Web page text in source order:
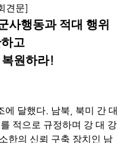
견문]
사행동과 적대 행위
고
원하라!
에 달했다. 남북
북미 간 대
적으로 규정하며 강 대 강
한의 신뢰 구축 장치인 남